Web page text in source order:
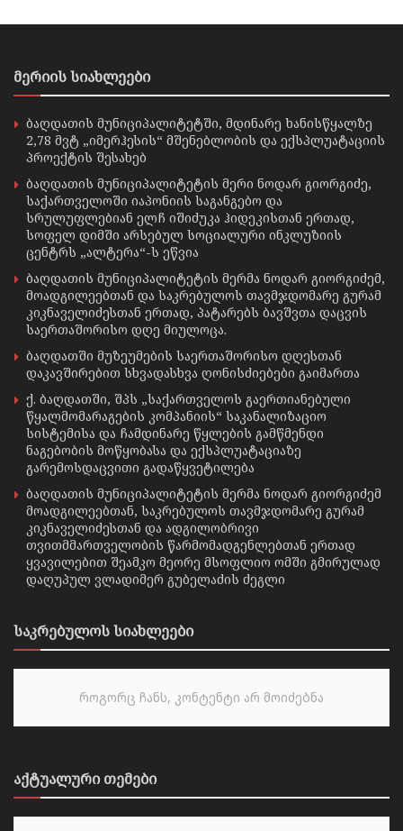
მერიის სიახლეები
ბაღდათის მუნიციპალიტეტში, მდინარე ხანისწყალზე
2,78 მვტ „იმერჰესის“ მშენებლობის და ექსპლუატაციის
პროექტის შესახებ
ბაღდათის მუნიციპალიტეტის მერი ნოდარ გიორგიძე,
საქართველოში იაპონიის საგანგებო და
სრულუფლებიან ელჩ იშიძუკა ჰიდეკისთან ერთად,
სოფელ დიმში არსებულ სოციალური ინკლუზიის
ცენტრს „ალტერა“-ს ეწვია
ბაღდათის მუნიციპალიტეტის მერმა ნოდარ გიორგიძემ,
მოადგილეებთან და საკრებულოს თავმჯდომარე გურამ
კიკნაველიძესთან ერთად, პატარებს ბავშვთა დაცვის
საერთაშორისო დღე მიულოცა.
ბაღდათში მუზეუმების საერთაშორისო დღესთან
დაკავშირებით სხვადასხვა ღონისძიებები გაიმართა
ქ. ბაღდათში, შპს „საქართველოს გაერთიანებული
წყალმომარაგების კომპანიის“ საკანალიზაციო
სისტემისა და ჩამდინარე წყლების გამწმენდი
ნაგებობის მოწყობასა და ექსპლუატაციაზე
გარემოსდაცვითი გადაწყვეტილება
ბაღდათის მუნიციპალიტეტის მერმა ნოდარ გიორგიძემ
მოადგილეებთან, საკრებულოს თავმჯდომარე გურამ
კიკნაველიძესთან და ადგილობრივი
თვითმმართველობის წარმომადგენლებთან ერთად
ყვავილებით შეამკო მეორე მსოფლიო ომში გმირულად
დაღუპულ ვლადიმერ გუბელაძის ძეგლი
საკრებულოს სიახლეები
როგორც ჩანს, კონტენტი არ მოიძებნა
აქტუალური თემები